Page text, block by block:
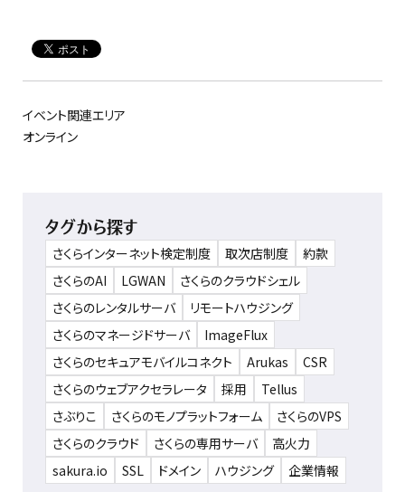
イベント関連エリア
オンライン
タグから探す
さくらインターネット検定制度 取次店制度
約款
さくらのAI
LGWAN
さくらのクラウドシェル
さくらのレンタルサーバ
リモートハウジング
さくらのマネージドサーバ
ImageFlux
さくらのセキュアモバイルコネクト
Arukas
CSR
さくらのウェブアクセラレータ
採用
Tellus
さぶりこ
さくらのモノプラットフォーム
さくらのVPS
さくらのクラウド
さくらの専用サーバ
高火力
sakura.io
SSL ドメイン ハウジング 企業情報